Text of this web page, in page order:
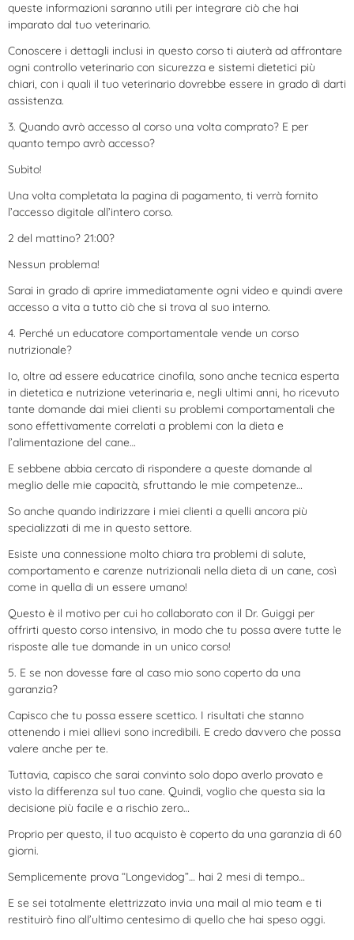
queste informazioni saranno utili per integrare ciò che hai
imparato dal tuo veterinario.
Conoscere i dettagli inclusi in questo corso ti aiuterà ad affrontare
ogni controllo veterinario con sicurezza e sistemi dietetici più
chiari, con i quali il tuo veterinario dovrebbe essere in grado di darti
assistenza.
3. Quando avrò accesso al corso una volta comprato? E per
quanto tempo avrò accesso?
Subito!
Una volta completata la pagina di pagamento, ti verrà fornito
l’accesso digitale all’intero corso.
2 del mattino? 21:00?
Nessun problema!
Sarai in grado di aprire immediatamente ogni video e quindi avere
accesso a vita a tutto ciò che si trova al suo interno.
4. Perché un educatore comportamentale vende un corso
nutrizionale?
Io, oltre ad essere educatrice cinofila, sono anche tecnica esperta
in dietetica e nutrizione veterinaria e, negli ultimi anni, ho ricevuto
tante domande dai miei clienti su problemi comportamentali che
sono effettivamente correlati a problemi con la dieta e
l’alimentazione del cane…
E sebbene abbia cercato di rispondere a queste domande al
meglio delle mie capacità, sfruttando le mie competenze…
So anche quando indirizzare i miei clienti a quelli ancora più
specializzati di me in questo settore.
Esiste una connessione molto chiara tra problemi di salute,
comportamento e carenze nutrizionali nella dieta di un cane, così
come in quella di un essere umano!
Questo è il motivo per cui ho collaborato con il Dr. Guiggi per
offrirti questo corso intensivo, in modo che tu possa avere tutte le
risposte alle tue domande in un unico corso!
5. E se non dovesse fare al caso mio sono coperto da una
garanzia?
Capisco che tu possa essere scettico. I risultati che stanno
ottenendo i miei allievi sono incredibili. E credo davvero che possa
valere anche per te.
Tuttavia, capisco che sarai convinto solo dopo averlo provato e
visto la differenza sul tuo cane. Quindi, voglio che questa sia la
decisione più facile e a rischio zero…
Proprio per questo, il tuo acquisto è coperto da una garanzia di 60
giorni.
Semplicemente prova “Longevidog”… hai 2 mesi di tempo…
E se sei totalmente elettrizzato invia una mail al mio team e ti
restituirò fino all’ultimo centesimo di quello che hai speso oggi.